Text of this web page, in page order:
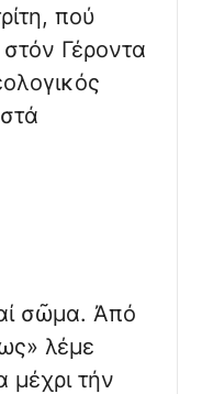
πού
Γέροντα
σῶμα. Ἀπό
λέμε
τήν